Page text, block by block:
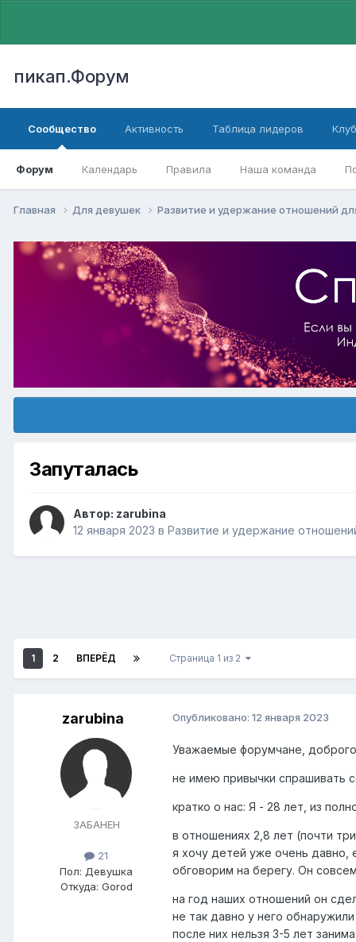
пикап.Форум
Сообщество
Форум Календарь Правила Наша команда
Активность Таблица лидеров
Главная Для девушек Pазвитие и удержание отношений
Запуталась
Автор: zarubina
12 января 2023 в Pазвитие и удержание
1 2 ВПЕРЁД Страница 1 из 2
zarubina
ЗАБАНЕН
21
Пол: Девушка
Откуда: Gorod
Опубликовано: 12 января 2023
Уважаемые форумчане,
не имею привычки спрашивать
кратко о нас: Я - 28 лет, из
в отношениях 2,8 лет (почти
я хочу детей уже очень давно,
обговорим на берегу. Он
на год наших отношений он
не так давно у него
после них нельзя 3-5 лет